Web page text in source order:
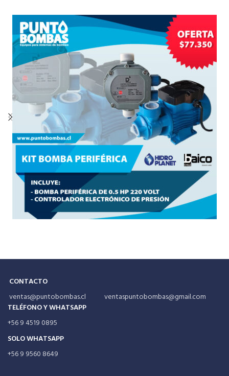
CONTACTO
ventas@puntobombas.cl ventaspuntobombas@gmail.com
TELÉFONO Y WHATSAPP
+56 9 4519 0895
SOLO WHATSAPP
+56 9 9560 8649